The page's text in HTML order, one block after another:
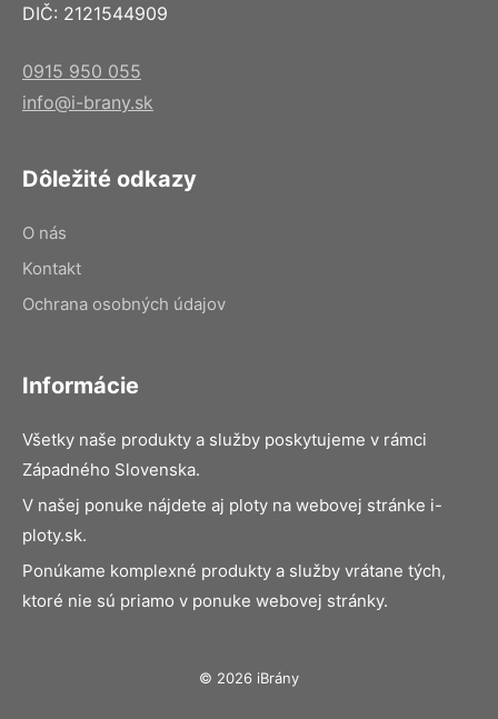
DIČ: 2121544909
0915 950 055
info@i-brany.sk
Dôležité odkazy
O nás
Kontakt
Ochrana osobných údajov
Informácie
Všetky naše produkty a služby poskytujeme v rámci
Západného Slovenska.
V našej ponuke nájdete aj ploty na webovej stránke i-
ploty.sk.
Ponúkame komplexné produkty a služby vrátane tých,
ktoré nie sú priamo v ponuke webovej stránky.
© 2026 iBrány